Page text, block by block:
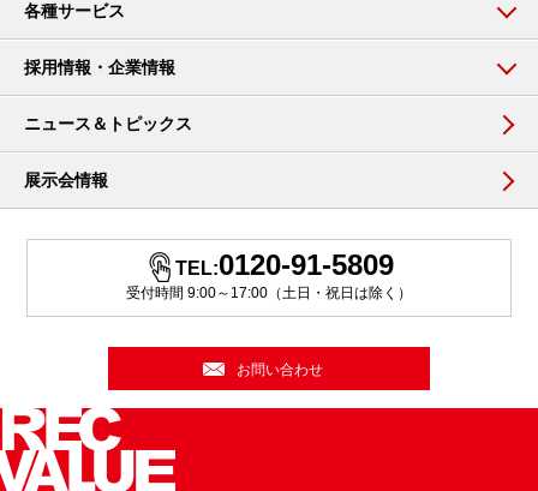
各種サービス
採用情報・企業情報
ニュース＆トピックス
展示会情報
TEL:0120-91-5809
受付時間 9:00～17:00（土日・祝日は除く）
お問い合わせ